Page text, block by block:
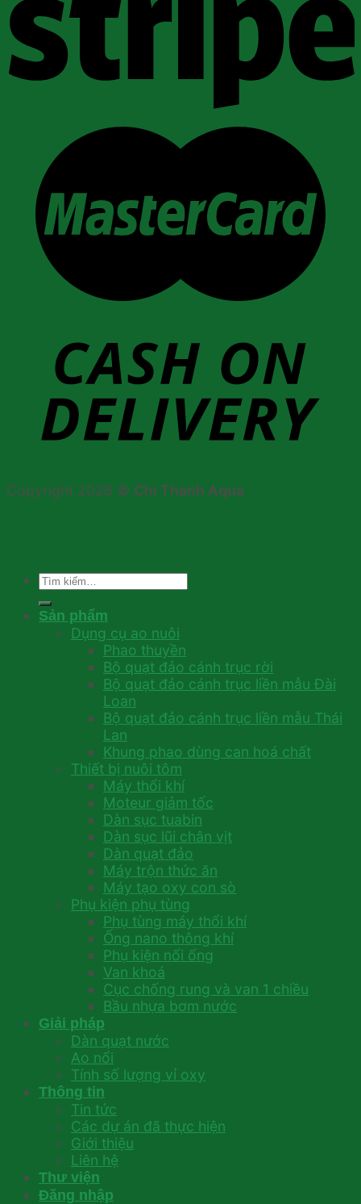
Copyright 2026 © Chi Thanh Aqua
Tìm
kiếm:
Sản phẩm
Dụng cụ ao nuôi
Phao thuyền
Bộ quạt đảo cánh trục rời
Bộ quạt đảo cánh trục liền mẫu Đài
Loan
Bộ quạt đảo cánh trục liền mẫu Thái
Lan
Khung phao dùng can hoá chất
Thiết bị nuôi tôm
Máy thổi khí
Moteur giảm tốc
Dàn sục tuabin
Dàn sục lũi chân vịt
Dàn quạt đảo
Máy trộn thức ăn
Máy tạo oxy con sò
Phụ kiện phụ tùng
Phụ tùng máy thổi khí
Ống nano thông khí
Phụ kiện nối ống
Van khoá
Cục chống rung và van 1 chiều
Bầu nhựa bơm nước
Giải pháp
Dàn quạt nước
Ao nổi
Tính số lượng vỉ oxy
Thông tin
Tin tức
Các dự án đã thực hiện
Giới thiệu
Liên hệ
Thư viện
Đăng nhập